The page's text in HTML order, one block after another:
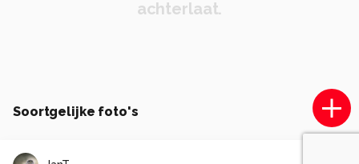
achterlaat.
Soortgelijke foto's